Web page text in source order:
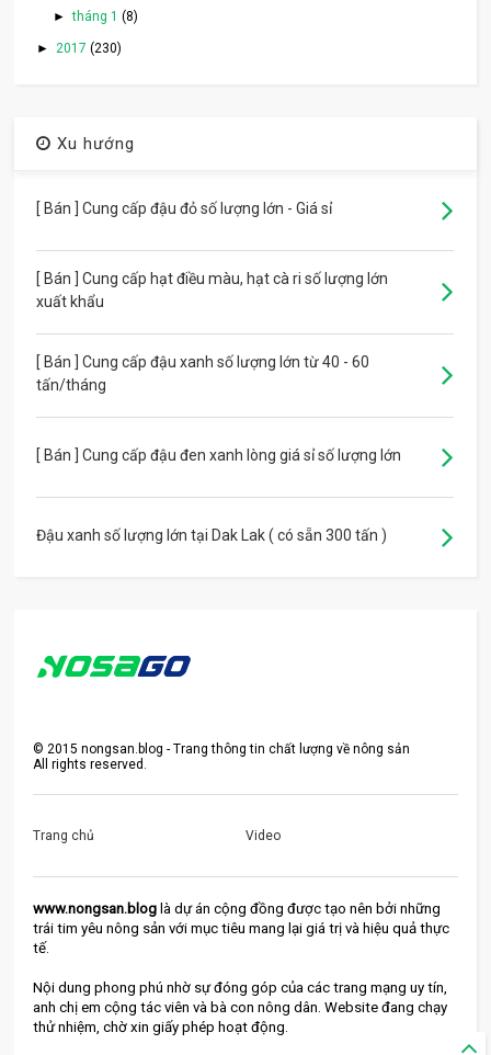
►tháng 1 (8)
► 2017(230)
Xu hướng
[ Bán ] Cung cấp đậu đỏ số lượng lớn - Giá sỉ
[ Bán ] Cung cấp hạt điều màu, hạt cà ri số lượng lớn
xuất khẩu
[ Bán ] Cung cấp đậu xanh số lượng lớn từ 40 - 60
tấn/tháng
[ Bán ] Cung cấp đậu đen xanh lòng giá sỉ số lượng lớn
Đậu xanh số lượng lớn tại Dak Lak ( có sẵn 300 tấn )
©2015 nongsan.blog - Trang thông tin chất lượng về nông sản
All rights reserved.
Trang chủ Video
www.nongsan.blog là dự án cộng đồng được tạo nên bởi những
trái tim yêu nông sản với mục tiêu mang lại giá trị và hiệu quả thực
tế.
Nội dung phong phú nhờ sự đóng góp của các trang mạng uy tín,
anh chị em cộng tác viên và bà con nông dân. Website đang chạy
thử nhiệm, chờ xin giấy phép hoạt động.